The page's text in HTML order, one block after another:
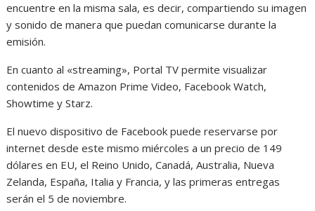
encuentre en la misma sala, es decir, compartiendo su imagen
y sonido de manera que puedan comunicarse durante la
emisión.
En cuanto al «streaming», Portal TV permite visualizar
contenidos de Amazon Prime Video, Facebook Watch,
Showtime y Starz.
El nuevo dispositivo de Facebook puede reservarse por
internet desde este mismo miércoles a un precio de 149
dólares en EU, el Reino Unido, Canadá, Australia, Nueva
Zelanda, España, Italia y Francia, y las primeras entregas
serán el 5 de noviembre.